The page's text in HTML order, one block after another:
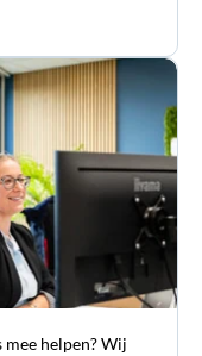
mee helpen? Wij